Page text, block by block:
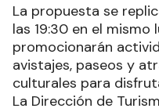
La propuesta se
las 19:30 en el mismo
promocionarán
avistajes, paseos y
culturales para
La Dirección de